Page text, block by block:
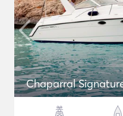
Chaparral